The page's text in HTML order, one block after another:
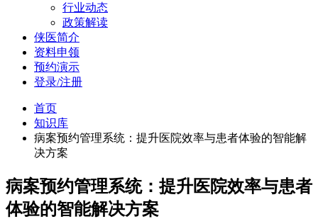
行业动态
政策解读
侠医简介
资料申领
预约演示
登录/注册
首页
知识库
病案预约管理系统：提升医院效率与患者体验的智能解
决方案
病案预约管理系统：提升医院效率与患者
体验的智能解决方案